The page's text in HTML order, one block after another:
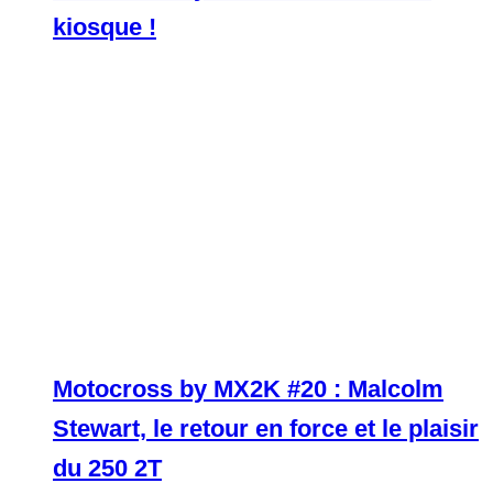
kiosque !
Motocross by MX2K #20 : Malcolm
Stewart, le retour en force et le plaisir
du 250 2T